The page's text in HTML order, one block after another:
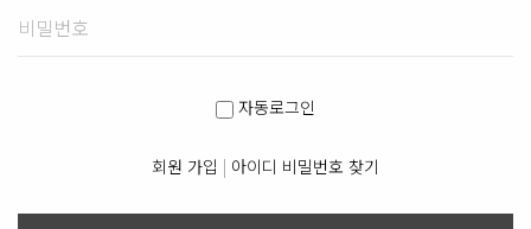
자동로그인
회원 가입 | 아이디 비밀번호 찾기